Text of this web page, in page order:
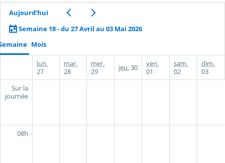
Aujourd’hui
Semaine 18 - du 27 Avril au 03 Mai 2026
Mois
lun.
27
mar.
28
mer.
29
jeu.30
ven.
01
sam.
02
dim.
03
Sur la
journée
08h